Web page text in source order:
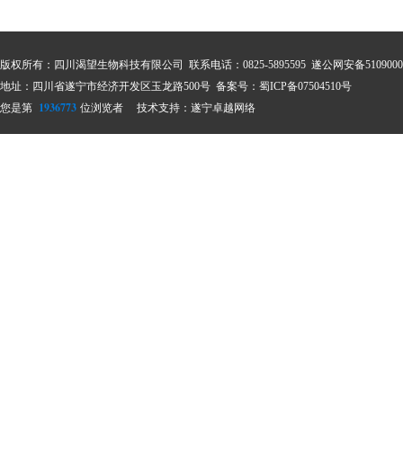
版权所有： 四川渴望生物科技有限公司
联系电话：0825-5895595 遂公网安备
地址： 四川省遂宁市经济开发区玉龙路500号 备案号： 蜀ICP备07504510号
您是第 1936773 位浏览者 技术支持： 遂宁卓越网络